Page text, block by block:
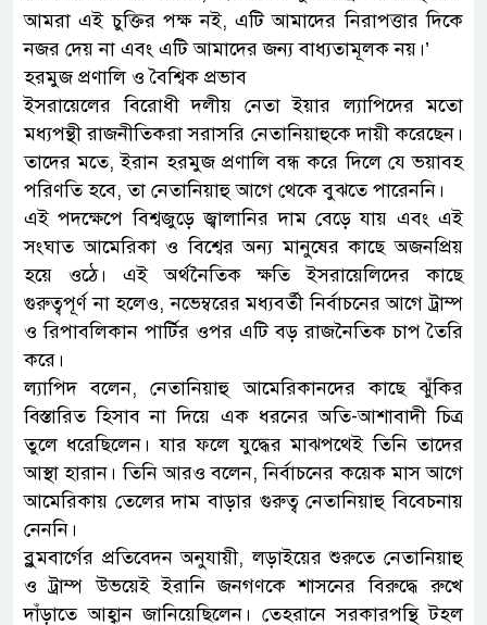
আমরা এই চুক্তির পক্ষ নই, এটি আমাদের নিরাপত্তার দিকে
নজর দেয় না এবং এটি আমাদের জন্য বাধ্যতামূলক নয়।’
হরমুজ প্রণালি ও বৈশ্বিক প্রভাব
ইসরায়েলের বিরোধী দলীয় নেতা ইয়ার ল্যাপিদের মতো
মধ্যপন্থী রাজনীতিকরা সরাসরি নেতানিয়াহুকে দায়ী করেছেন।
তাদের মতে, ইরান হরমুজ প্রণালি বন্ধ করে দিলে যে ভয়াবহ
পরিণতি হবে, তা নেতানিয়াহু আগে থেকে বুঝতে পারেননি।
এই পদক্ষেপে বিশ্বজুড়ে জ্বালানির দাম বেড়ে যায় এবং এই
সংঘাত আমেরিকা ও বিশ্বের অন্য মানুষের কাছে অজনপ্রিয়
হয়ে ওঠে। এই অর্থনৈতিক ক্ষতি ইসরায়েলিদের কাছে
গুরুত্বপূর্ণ না হলেও, নভেম্বরের মধ্যবর্তী নির্বাচনের আগে ট্রাম্প
ও রিপাবলিকান পার্টির ওপর এটি বড় রাজনৈতিক চাপ তৈরি
করে।
ল্যাপিদ বলেন, নেতানিয়াহু আমেরিকানদের কাছে ঝুঁকির
বিস্তারিত হিসাব না দিয়ে এক ধরনের অতি-আশাবাদী চিত্র
তুলে ধরেছিলেন। যার ফলে যুদ্ধের মাঝপথেই তিনি তাদের
আস্থা হারান। তিনি আরও বলেন, নির্বাচনের কয়েক মাস আগে
আমেরিকায় তেলের দাম বাড়ার গুরুত্ব নেতানিয়াহু বিবেচনায়
নেননি।
ব্লুমবার্গের প্রতিবেদন অনুযায়ী, লড়াইয়ের শুরুতে নেতানিয়াহু
ও ট্রাম্প উভয়েই ইরানি জনগণকে শাসনের বিরুদ্ধে রুখে
দাঁড়াতে আহ্বান জানিয়েছিলেন। তেহরানে সরকারপন্থি টহল